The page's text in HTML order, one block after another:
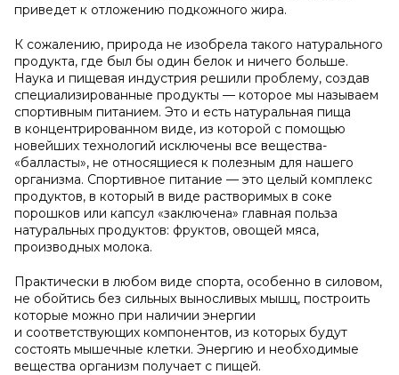
приведет к отложению подкожного жира.
К сожалению, природа не изобрела такого натурального
продукта, где был бы один белок и ничего больше.
Наука и пищевая индустрия решили проблему, создав
специализированные продукты — которое мы называем
спортивным питанием. Это и есть натуральная пища
в концентрированном виде, из которой с помощью
новейших технологий исключены все вещества-
«балласты», не относящиеся к полезным для нашего
организма. Спортивное питание — это целый комплекс
продуктов, в который в виде растворимых в соке
порошков или капсул «заключена» главная польза
натуральных продуктов: фруктов, овощей мяса,
производных молока.
Практически в любом виде спорта, особенно в силовом,
не обойтись без сильных выносливых мышц, построить
которые можно при наличии энергии
и соответствующих компонентов, из которых будут
состоять мышечные клетки. Энергию и необходимые
вещества организм получает с пищей.